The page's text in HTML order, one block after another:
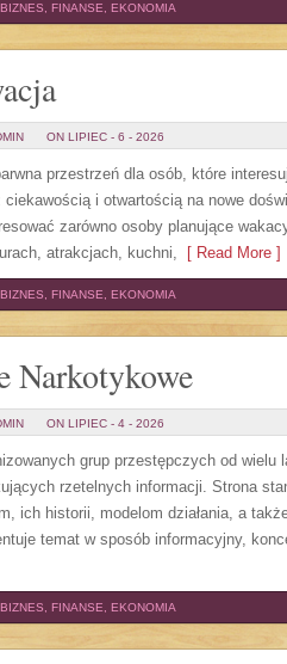
BIZNES, FINANSE, EKONOMIA
ON LIPIEC - 6 - 2026
przestrzeń dla osób, które
ciekawością i otwartością na nowe
zarówno osoby planujące
atrakcjach, kuchni, [ Read More ]
BIZNES, FINANSE, EKONOMIA
Narkotykowe
ON LIPIEC - 4 - 2026
grup przestępczych od wielu
rzetelnych informacji. Strona
ich historii, modelom działania, a
temat w sposób informacyjny,
BIZNES, FINANSE, EKONOMIA